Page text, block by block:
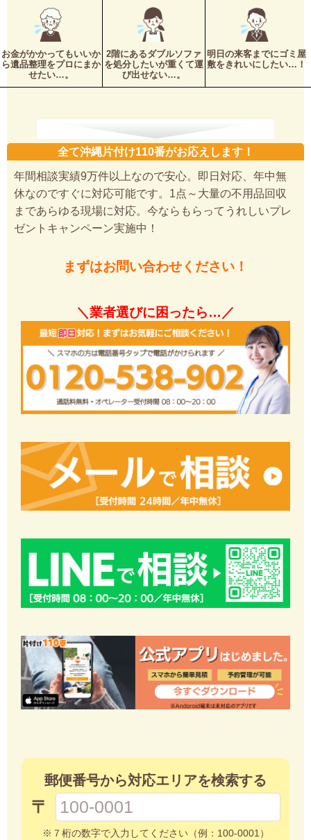
お金がかかってもいいか
ら遺品整理をプロにまか
せたい…。
2階にあるダブルソファ
を処分したいが重くて運
び出せない…。
明日の来客までにゴミ屋
敷をきれいにしたい…！
全て沖縄片付け110番がお応えします！
年間相談実績9万件以上なので安心。即日対応、年中無
休なのですぐに対応可能です。1点～大量の不用品回収
まであらゆる現場に対応。今ならもらってうれしいプレ
ゼントキャンペーン実施中！
まずはお問い合わせください！
＼業者選びに困ったら…／
郵便番号から対応エリアを検索する
〒
※７桁の数字で入力してください（例：100-0001）